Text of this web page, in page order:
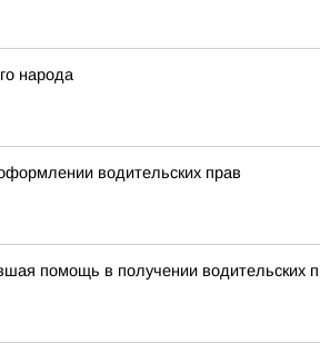
народа
водительских прав
помощь в получении водительских